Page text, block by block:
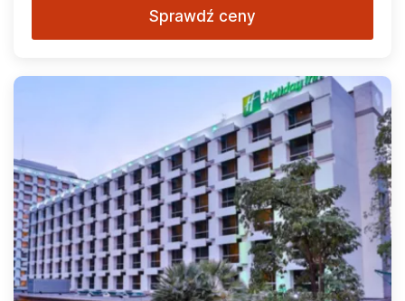
Sprawdź ceny